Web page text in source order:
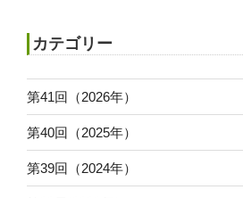
カテゴリー
第41回（2026年）
第40回（2025年）
第39回（2024年）